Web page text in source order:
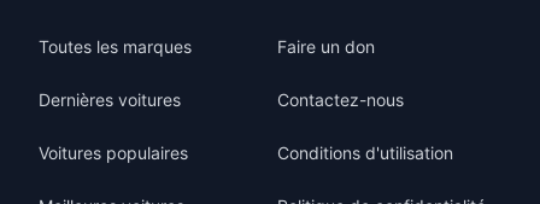
Toutes les marques
Dernières voitures
Voitures populaires
Faire un don
Contactez-nous
Conditions d'utilisation